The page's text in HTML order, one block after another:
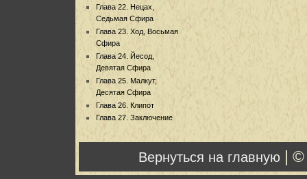
Глава 22. Нецах,
Седьмая Сфира
Глава 23. Ход, Восьмая
Сфира
Глава 24. Йесод,
Девятая Сфира
Глава 25. Малкут,
Десятая Сфира
Глава 26. Клипот
Глава 27. Заключение
Вернуться на главную |